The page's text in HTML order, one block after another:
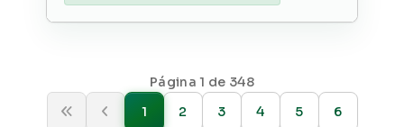
Página 1 de 348
1
2 3 4 5 6